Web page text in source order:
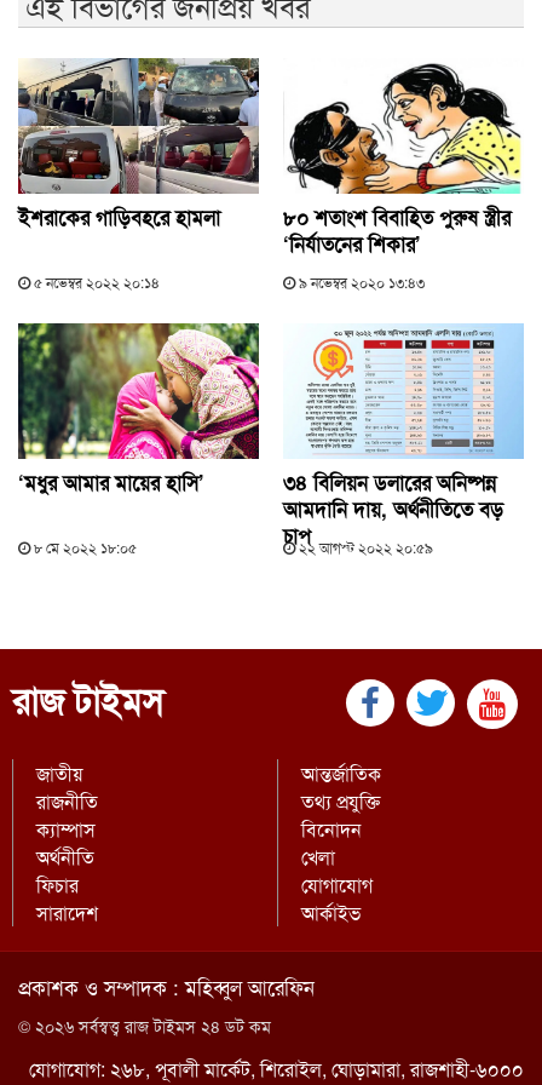
ইশরাকের গাড়িবহরে হামলা
৫ নভেম্বর ২০২২ ২০:১৪
৮০ শতাংশ বিবাহিত পুরুষ স্ত্রীর
‘নির্যাতনের শিকার’
৯ নভেম্বর ২০২০ ১৩:৪৩
‘মধুর আমার মায়ের হাসি’
৮ মে ২০২২ ১৮:০৫
৩৪ বিলিয়ন ডলারের অনিষ্পন্ন
আমদানি দায়, অর্থনীতিতে বড়
চাপ২২ আগস্ট ২০২২ ২০:৫৯
রাজ টাইমস
জাতীয়
রাজনীতি
আন্তর্জাতিক
তথ্য প্রযুক্তি
ক্যাম্পাস
অর্থনীতি
বিনোদন
খেলা
ফিচার
সারাদেশ
যোগাযোগ
আর্কাইভ
প্রকাশক ও সম্পাদক : মহিব্বুল আরেফিন
© ২০২৬ সর্বস্বত্ত্ব রাজ টাইমস ২৪ ডট কম
যোগাযোগ: ২৬৮, পূবালী মার্কেট, শিরোইল, ঘোড়ামারা, রাজশাহী-৬০০০